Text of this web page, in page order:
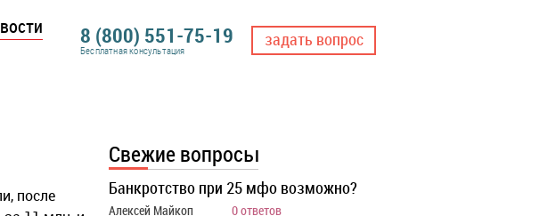
8 (800) 551-75-19
Бесплатная консультация
задать вопрос
после
Свежие вопросы
Банкротство при 25 мфо возможно?
Алексей Майкоп 0 ответов